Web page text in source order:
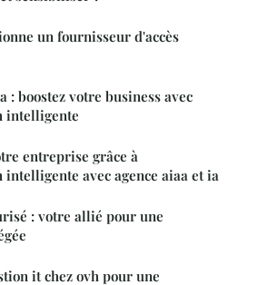
un fournisseur d'accès
: boostez votre business avec
intelligente
entreprise grâce à
avec agence aiaa et ia
: votre allié pour une
it chez ovh pour une